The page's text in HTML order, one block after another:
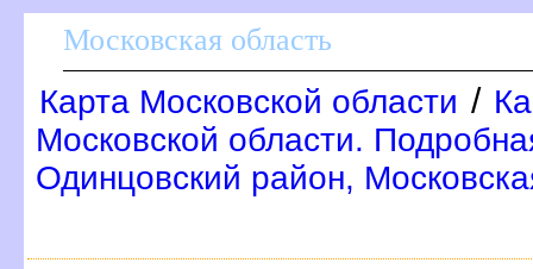
Московская область
Карта Московской области /
Московской области.
Одинцовский район,